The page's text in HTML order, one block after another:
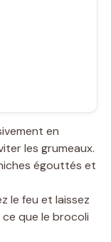
en
les grumeaux.
égouttés et
le feu et laissez
ce que le brocoli